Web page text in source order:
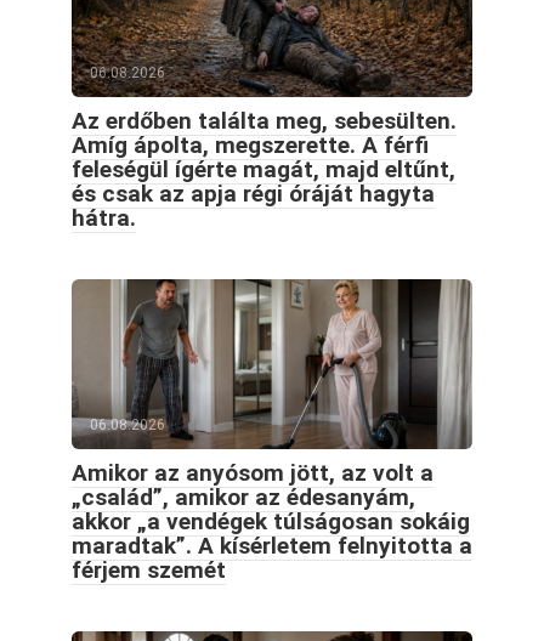
06.08.2026
Az erdőben találta meg, sebesülten.
Amíg ápolta, megszerette. A férfi
feleségül ígérte magát, majd eltűnt,
és csak az apja régi óráját hagyta
hátra.
06.08.2026
Amikor az anyósom jött, az volt a
„család”, amikor az édesanyám,
akkor „a vendégek túlságosan sokáig
maradtak”. A kísérletem felnyitotta a
férjem szemét